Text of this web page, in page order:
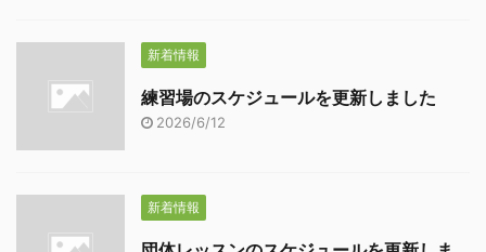
新着情報
練習場のスケジュールを更新しました
2026/6/12
新着情報